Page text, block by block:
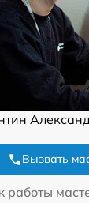
Вызвать
работы